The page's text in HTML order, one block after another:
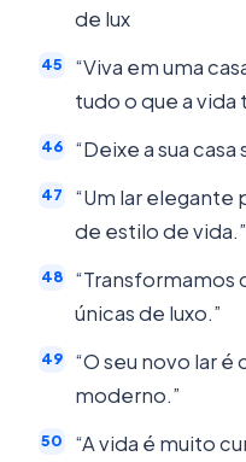
de lux
“Viva em uma
tudo o que a
“Deixe a sua
“Um lar elegante
de estilo de vida.”
“Transformamos
únicas de luxo.”
“O seu novo lar
moderno.”
“A vida é muito